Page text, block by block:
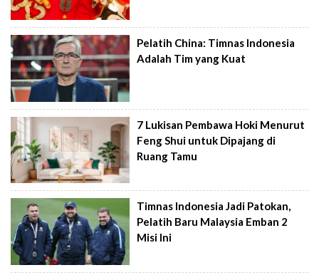
Pelatih China: Timnas Indonesia
Adalah Tim yang Kuat
7 Lukisan Pembawa Hoki Menurut
Feng Shui untuk Dipajang di
Ruang Tamu
Timnas Indonesia Jadi Patokan,
Pelatih Baru Malaysia Emban 2
Misi Ini